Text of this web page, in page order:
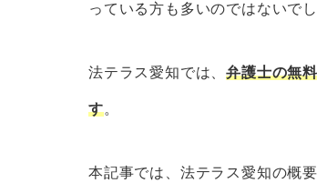
法テラス愛知の利用条件3
依頼内容に勝訴の
っている方も多いのではないでし
法テラス愛知では、弁護士の無
す。
本記事では、法テラス愛知の概